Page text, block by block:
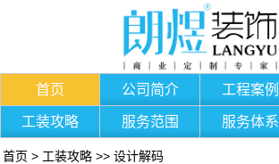
首页 公司简介 工程案例
工装攻略 服务范围 服务体系
首页 > 工装攻略 >> 设计解码